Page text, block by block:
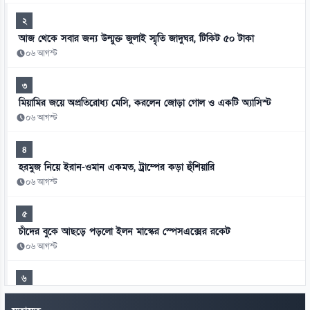
২
আজ থেকে সবার জন্য উন্মুক্ত জুলাই স্মৃতি জাদুঘর, টিকিট ৫০ টাকা
০৬ আগস্ট
৩
মিয়ামির জয়ে অপ্রতিরোধ্য মেসি, করলেন জোড়া গোল ও একটি অ্যাসিস্ট
০৬ আগস্ট
৪
হরমুজ নিয়ে ইরান-ওমান একমত, ট্রাম্পের কড়া হুঁশিয়ারি
০৬ আগস্ট
৫
চাঁদের বুকে আছড়ে পড়লো ইলন মাস্কের স্পেসএক্সের রকেট
০৬ আগস্ট
৬
রিপাবলিক বাংলা ছাড়লেন আলোচিত সাংবাদিক ময়ূখ রঞ্জন ঘোষ